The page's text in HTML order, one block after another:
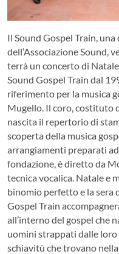
Il Sound Gospel Train,
dell’Associazione Sound,
terrà un concerto di
Sound Gospel Train dal
riferimento per la musica
Mugello. Il coro, costituto
nascita il repertorio di
scoperta della musica
arrangiamenti preparati
fondazione, è diretto da
tecnica vocalica. Natale e
binomio perfetto e la sera
Gospel Train
all’interno del gospel che
uomini strappati dalle
schiavitù che trovano